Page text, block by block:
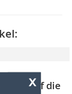
x
auf die